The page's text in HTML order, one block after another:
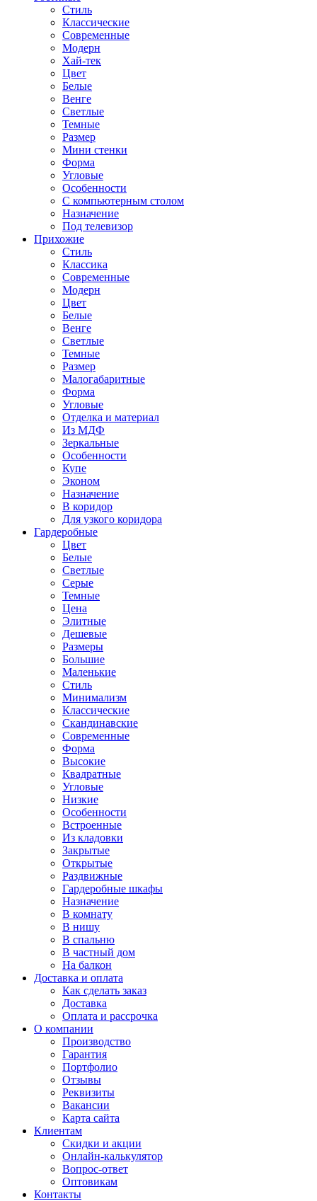
Стиль
Классические
Современные
Модерн
Хай-тек
Цвет
Белые
Венге
Светлые
Темные
Размер
Мини стенки
Форма
Угловые
Особенности
С компьютерным столом
Назначение
Под телевизор
Прихожие
Стиль
Классика
Современные
Модерн
Цвет
Белые
Венге
Светлые
Темные
Размер
Малогабаритные
Форма
Угловые
Отделка и материал
Из МДФ
Зеркальные
Особенности
Купе
Эконом
Назначение
В коридор
Для узкого коридора
Гардеробные
Цвет
Белые
Светлые
Серые
Темные
Цена
Элитные
Дешевые
Размеры
Большие
Маленькие
Стиль
Минимализм
Классические
Скандинавские
Современные
Форма
Высокие
Квадратные
Угловые
Низкие
Особенности
Встроенные
Из кладовки
Закрытые
Открытые
Раздвижные
Гардеробные шкафы
Назначение
В комнату
В нишу
В спальню
В частный дом
На балкон
Доставка и оплата
Как сделать заказ
Доставка
Оплата и рассрочка
О компании
Производство
Гарантия
Портфолио
Отзывы
Реквизиты
Вакансии
Карта сайта
Клиентам
Скидки и акции
Онлайн-калькулятор
Вопрос-ответ
Оптовикам
Контакты